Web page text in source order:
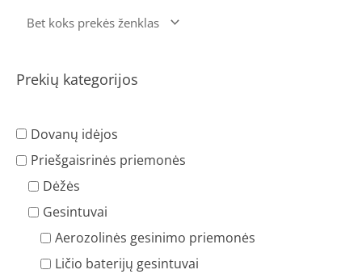
Prekių kategorijos
Dovanų idėjos
Priešgaisrinės priemonės
Dėžės
Gesintuvai
Aerozolinės gesinimo priemonės
Ličio baterijų gesintuvai